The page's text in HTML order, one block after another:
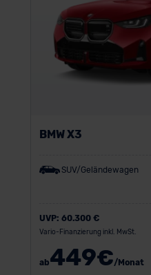
BMW X3
SUV/Geländewagen
UVP: 60.300 €
Vario-Finanzierung inkl. MwSt.
ab449€/Monat